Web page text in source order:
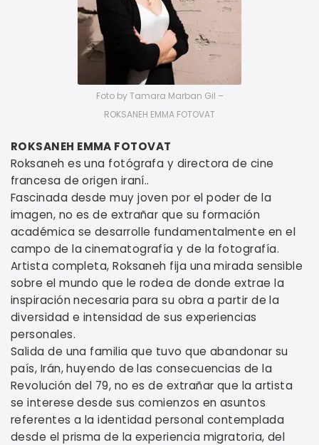
Foto by Tamara Marban Gil –
ROKSANEH EMMA FOTOVAT
ROKSANEH EMMA FOTOVAT
Roksaneh es una fotógrafa y directora de cine
francesa de origen iraní..
Fascinada desde muy joven por el poder de la
imagen, no es de extrañar que su formación
académica se desarrolle fundamentalmente en el
campo de la cinematografía y de la fotografía.
Artista completa, Roksaneh fija una mirada sensible
sobre el mundo que le rodea de donde extrae la
inspiración necesaria para su obra a partir de la
diversidad e intensidad de sus experiencias
personales.
Salida de una familia que tuvo que abandonar su
país, Irán, huyendo de las consecuencias de la
Revolución del 79, no es de extrañar que la artista
se interese desde sus comienzos en asuntos
referentes a la identidad personal contemplada
desde el prisma de la experiencia migratoria, del